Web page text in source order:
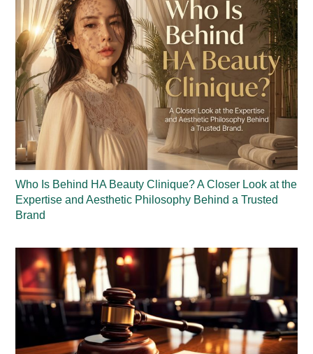
Who Is Behind HA Beauty Clinique? A Closer Look at the
Expertise and Aesthetic Philosophy Behind a Trusted
Brand